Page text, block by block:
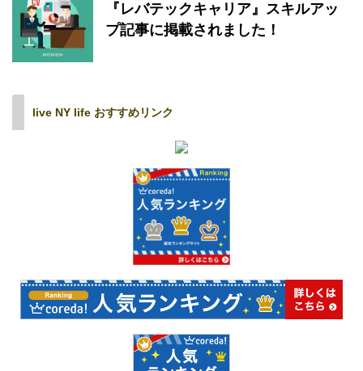
『レバテックキャリア』スキルアッ
プ記事に掲載されました！
live NY life おすすめリンク